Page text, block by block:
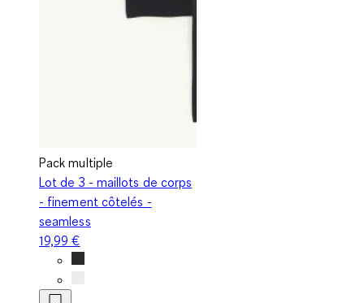
Pack multiple
Lot de 3 - maillots de corps
- finement côtelés -
seamless
19,99 €